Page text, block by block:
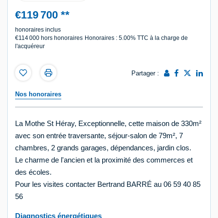
€119 700 **
honoraires inclus
€114 000 hors honoraires Honoraires : 5.00% TTC à la charge de
l'acquéreur
Partager :
Nos honoraires
La Mothe St Héray, Exceptionnelle, cette maison de 330m²
avec son entrée traversante, séjour-salon de 79m², 7
chambres, 2 grands garages, dépendances, jardin clos.
Le charme de l'ancien et la proximité des commerces et
des écoles.
Pour les visites contacter Bertrand BARRÉ au 06 59 40 85
56
Diagnostics énergétiques